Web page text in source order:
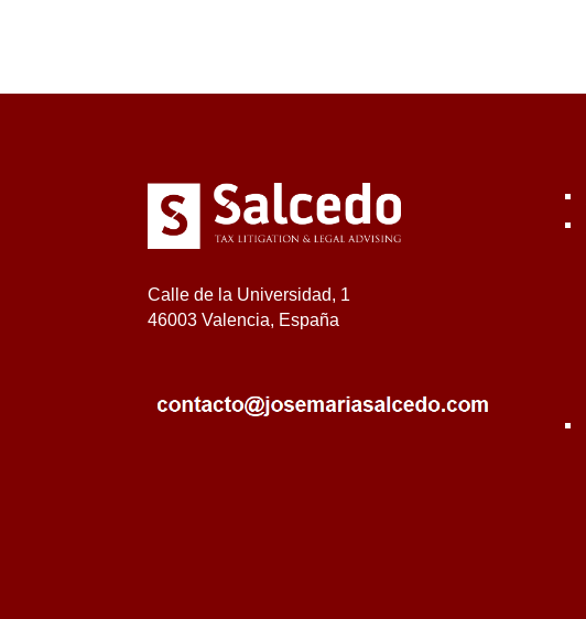
Calle de la Universidad, 1
46003 Valencia, España